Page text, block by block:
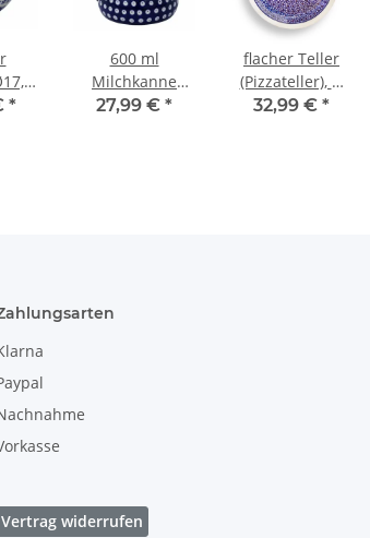
*
600 ml
Milchkanne
Sahnegießer
27,99 € *
flacher Teller
(Pizzateller), Ø
27,2 cm,
32,99 € *
Vertrag widerrufen